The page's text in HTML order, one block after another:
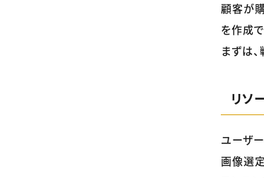
顧客が
を作成
まずは
リソ
ユーザ
画像選